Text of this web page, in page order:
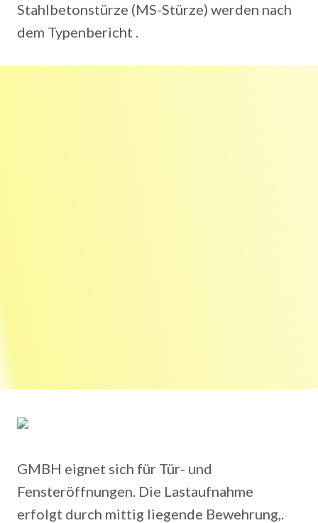
Stahlbetonstürze (MS-Stürze) werden nach
dem Typenbericht .
GMBH eignet sich für Tür- und
Fensteröffnungen. Die Lastaufnahme
erfolgt durch mittig liegende Bewehrung,.